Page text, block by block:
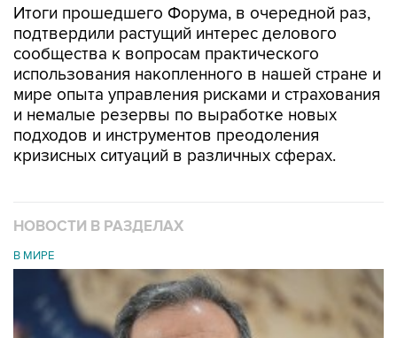
Итоги прошедшего Форума, в очередной раз,
подтвердили растущий интерес делового
сообщества к вопросам практического
использования накопленного в нашей стране и
мире опыта управления рисками и страхования
и немалые резервы по выработке новых
подходов и инструментов преодоления
кризисных ситуаций в различных сферах.
НОВОСТИ В РАЗДЕЛАХ
В МИРЕ